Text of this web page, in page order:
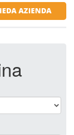
AZIENDA